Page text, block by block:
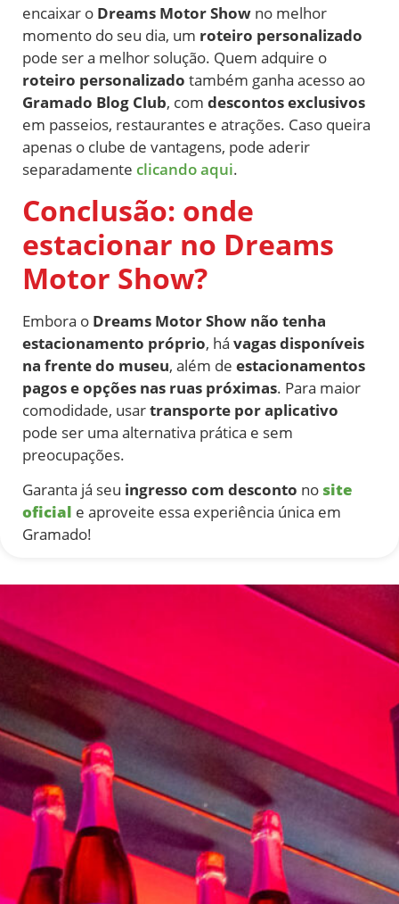
encaixar o Dreams Motor Show no melhor
momento do seu dia, um roteiro personalizado
pode ser a melhor solução. Quem adquire o
roteiro personalizado também ganha acesso ao
Gramado Blog Club, com descontos exclusivos
em passeios, restaurantes e atrações. Caso queira
apenas o clube de vantagens, pode aderir
separadamente clicando aqui.
Conclusão: onde
estacionar no Dreams
Motor Show?
Embora o Dreams Motor Show não tenha
estacionamento próprio, há vagas disponíveis
na frente do museu, além de estacionamentos
pagos e opções nas ruas próximas. Para maior
comodidade, usartransporte por aplicativo
pode ser uma alternativa prática e sem
preocupações.
Garanta já seu ingresso com desconto no site
oficial e aproveite essa experiência única em
Gramado!